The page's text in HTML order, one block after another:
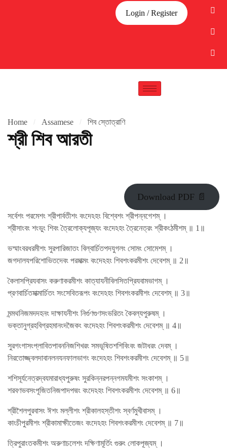
Login / Register
Home Assamese শিব স্তোত্রাণি
শ্রী শিব আরতী
Download PDF 📄
সর্বেশং পরমেশং শ্রীপার্বতীশং বংদেঽহং বিশ্বেশং শ্রীপন্নগেশম্ ।
শ্রীসাংবং শংভুং শিবং ত্রৈলোক্যপূজ্যং বংদেঽহং ত্রৈনেত্রং শ্রীকংঠমীশম্ ॥ 1॥
ভস্মাংবরধরমীশং সুরপারিজাতং বিল্বার্চিতপদযুগলং সোমং সোমেশম্ ।
জগদালযপরিশোভিতদেবং পরমাত্মং বংদেঽহং শিবশংকরমীশং দেবেশম্ ॥ 2॥
কৈলাসপ্রিযবাসং করুণাকরমীশং কাত্যাযনীবিলসিতপ্রিযবামভাগম্ ।
প্রণবার্চিতমাত্মার্চিতং সংসেবিতরূপং বংদেঽহং শিবশংকরমীশং দেবেশম্ ॥ 3॥
মন্মথনিজমদদহনং দাক্ষাযনীশং নির্গুণগুণসংভরিতং কৈবল্যপুরুষম্ ।
ভক্তানুগ্রহবিগ্রহমানংদজৈকং বংদেঽহং শিবশংকরমীশং দেবেশম্ ॥ 4॥
সুরগংগাসংপ্লাবিতপাবননিজশিখরং সমভূষিতশশিবিংবং জটাধরং দেবম্ ।
নিরতোজ্জ্বলদাবানলনযনফালভাগং বংদেঽহং শিবশংকরমীশং দেবেশম্ ॥ 5॥
শশিসূর্যনেত্রদ্বযমারাধ্যপুরুষং সুরকিন্নরপন্নগমযমীশং সংকাশম্ ।
শরবণভবসংপূজিতনিজপাদপদ্মং বংদেঽহং শিবশংকরমীশং দেবেশম্ ॥ 6॥
শ্রীশৈলপুরবাসং ঈশং মল্লীশং শ্রীকালহস্তীশং স্বর্ণমুখীবাসম্ ।
কাংচীপুরমীশং শ্রীকামাক্ষীতেজং বংদেঽহং শিবশংকরমীশং দেবেশম্ ॥ 7॥
ত্রিপুরাংতকমীশং অরুণাচলেশং দক্ষিণামূর্তিং গুরুং লোকপূজ্যম্ ।